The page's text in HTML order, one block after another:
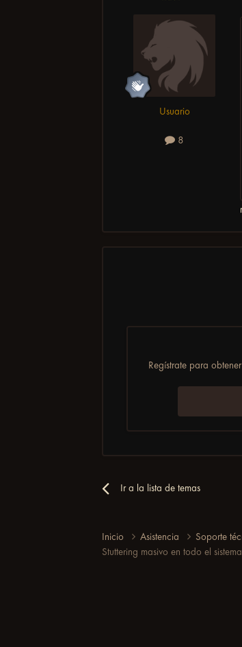
Usuario
8
Regístrate para
Ir a la lista de temas
Inicio Asistencia
Soporte
Stuttering masivo en todo el